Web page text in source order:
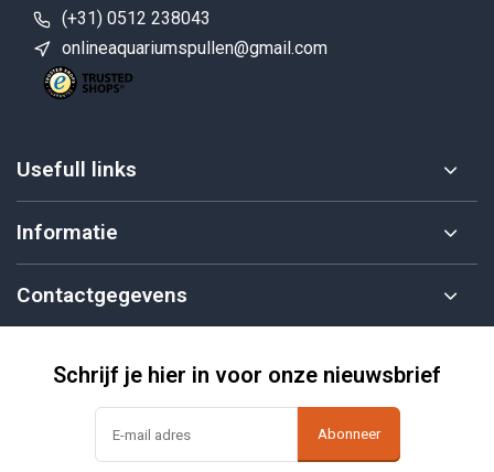
(+31) 0512 238043
onlineaquariumspullen@gmail.com
Usefull links
Informatie
Contactgegevens
Schrijf je hier in voor onze nieuwsbrief
Abonneer